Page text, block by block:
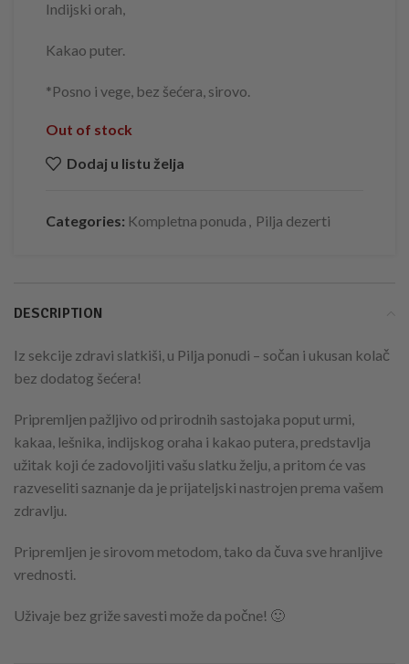
Indijski orah,
Kakao puter.
*Posno i vege, bez šećera, sirovo.
Out of stock
Dodaj u listu želja
Categories: Kompletna ponuda Pilja dezerti
DESCRIPTION
Iz sekcije zdravi slatkiši, u Pilja ponudi – sočan i ukusan kolač
bez dodatog šećera!
Pripremljen pažljivo od prirodnih sastojaka poput urmi,
kakaa, lešnika, indijskog oraha i kakao putera, predstavlja
užitak koji će zadovoljiti vašu slatku želju, a pritom će vas
razveseliti saznanje da je prijateljski nastrojen prema vašem
zdravlju.
Pripremljen je sirovom metodom, tako da čuva sve hranljive
vrednosti.
Uživaje bez griže savesti može da počne! 🙂